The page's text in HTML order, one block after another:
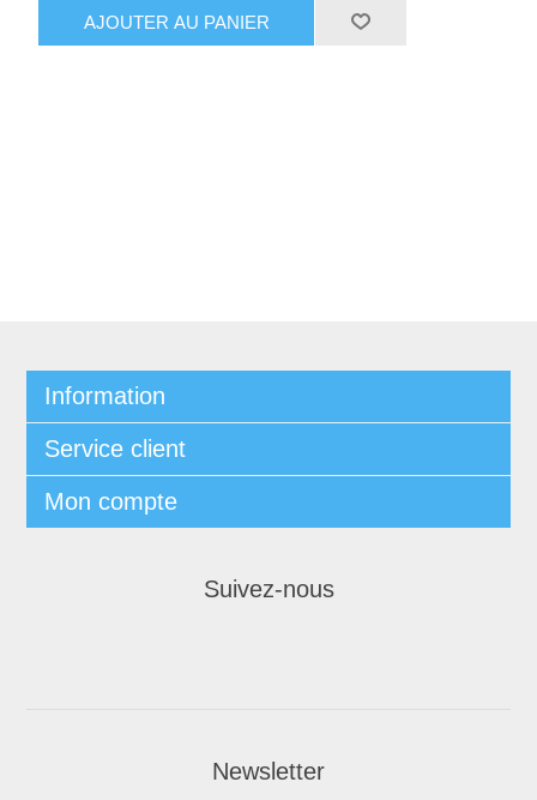
AJOUTER AU PANIER
Information
Service client
Mon compte
Suivez-nous
Newsletter